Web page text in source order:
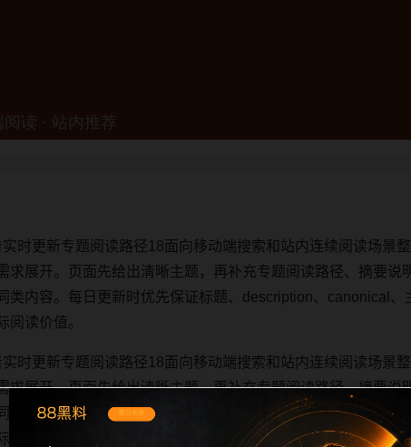
时更新专题阅读路径18面向移动端搜索和站内连续阅读场景
求展开。页面先给出清晰主题，再补充专题阅读路径、摘要说
类内容。每日更新时优先保证标题、description、canonical
阅读价值。
时更新专题阅读路径18面向移动端搜索和站内连续阅读场景
求展开。页面先给出清晰主题，再补充专题阅读路径、摘要说
类内容。每日更新时优先保证标题、description、canonical
阅读价值。